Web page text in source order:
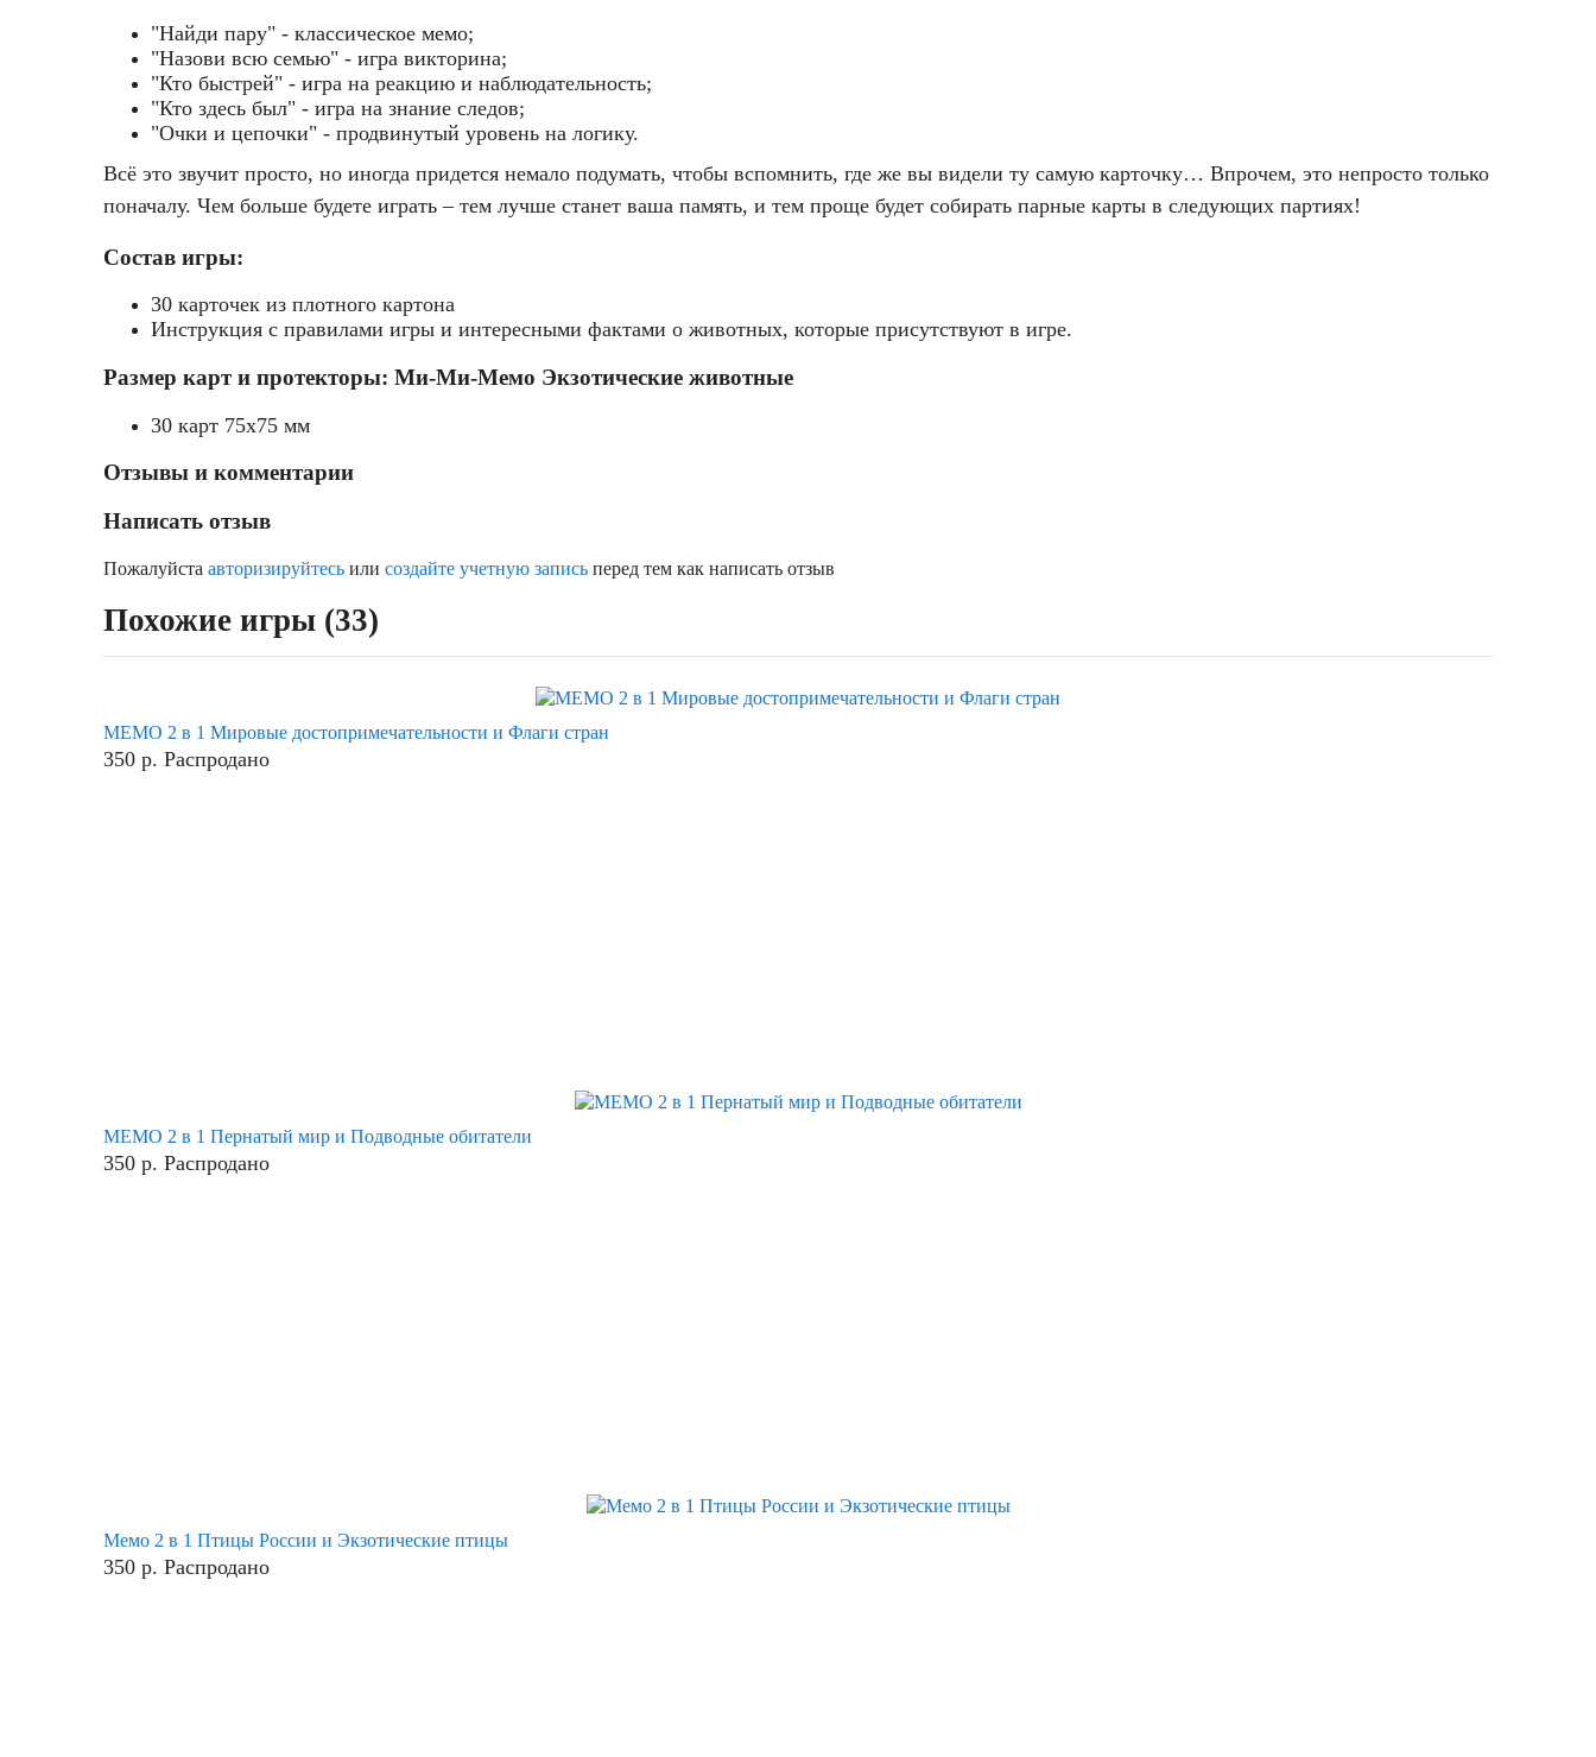
"Найди пару" - классическое мемо;
"Назови всю семью" - игра викторина;
"Кто быстрей" - игра на реакцию и наблюдательность;
"Кто здесь был" - игра на знание следов;
"Очки и цепочки" - продвинутый уровень на логику.
Всё это звучит просто, но иногда придется немало подумать, чтобы вспомнить, где же вы видели ту самую карточку… Впрочем, это непросто только
поначалу. Чем больше будете играть – тем лучше станет ваша память, и тем проще будет собирать парные карты в следующих партиях!
Состав игры:
30 карточек из плотного картона
Инструкция с правилами игры и интересными фактами о животных, которые присутствуют в игре.
Размер карт и протекторы: Ми-Ми-Мемо Экзотические животные
30 карт 75x75 мм
Отзывы и комментарии
Написать отзыв
Пожалуйста авторизируйтесь или создайте учетную запись перед тем как написать отзыв
Похожие игры (33)
МЕМО 2 в 1 Мировые достопримечательности и Флаги стран
350 р. Распродано
МЕМО 2 в 1 Пернатый мир и Подводные обитатели
350 р. Распродано
Мемо 2 в 1 Птицы России и Экзотические птицы
350 р. Распродано